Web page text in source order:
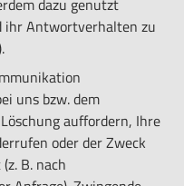
dazu genutzt
ihr Antwortverhalten zu
uns bzw. dem
auffordern, Ihre
oder der Zweck
B. nach